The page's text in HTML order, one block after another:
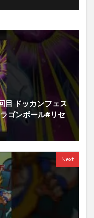
目 ドッカンフェス
ゴンボール#リセ
Next